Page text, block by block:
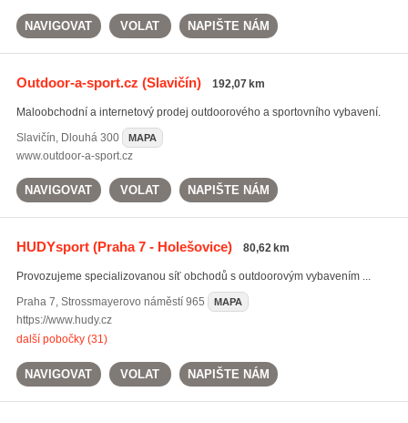
NAVIGOVAT VOLAT NAPIŠTE NÁM
Outdoor-a-sport.cz (Slavičín) 192,07 km
Maloobchodní a internetový prodej outdoorového a sportovního vybavení.
Slavičín, Dlouhá 300 MAPA
www.outdoor-a-sport.cz
NAVIGOVAT VOLAT NAPIŠTE NÁM
HUDYsport(Praha 7 - Holešovice) 80,62 km
Provozujeme specializovanou síť obchodů s outdoorovým vybavením ...
Praha 7, Strossmayerovo náměstí 965 MAPA
https://www.hudy.cz
další pobočky (31)
NAVIGOVAT VOLAT NAPIŠTE NÁM